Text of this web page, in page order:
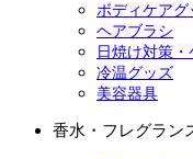
ボディケアグ
ヘアブラシ
日焼け対策・
冷温グッズ
美容器具
香水・フレグラン